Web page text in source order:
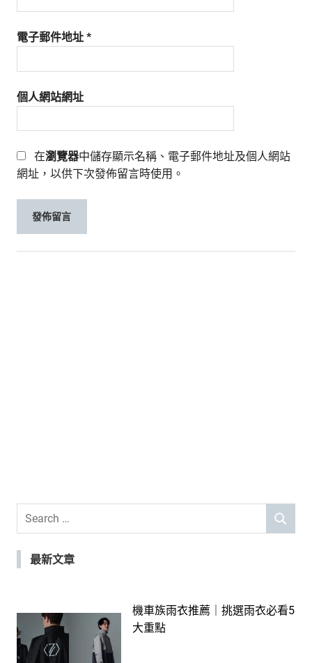
電子郵件地址 *
個人網站網址
在瀏覽器中儲存顯示名稱、電子郵件地址及個人網站
網址，以供下次發佈留言時使用。
Search
SEARCH
最新文章
機車族雨衣推薦｜挑選雨衣必看5
大重點